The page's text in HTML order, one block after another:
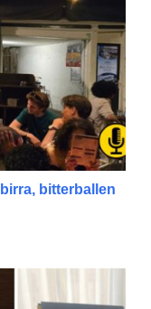
bitterballen